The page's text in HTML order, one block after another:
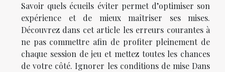
Savoir quels écueils éviter permet d’optimiser son
expérience et de mieux maîtriser ses mises.
Découvrez dans cet article les erreurs courantes à
ne pas commettre afin de profiter pleinement de
chaque session de jeu et mettez toutes les chances
de votre côté. Ignorer les conditions de mise Dans